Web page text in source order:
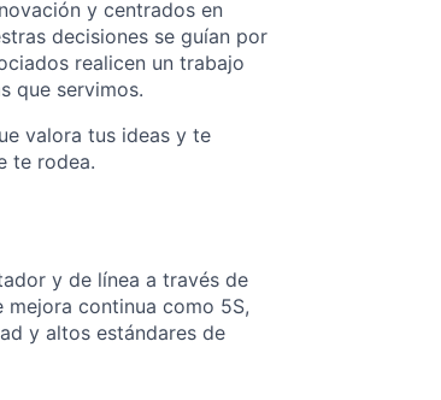
y centrados en
decisiones se guían por
realicen un trabajo
que servimos.
valora tus ideas y te
te rodea.
y de línea a través de
mejora continua como 5S,
y altos estándares de